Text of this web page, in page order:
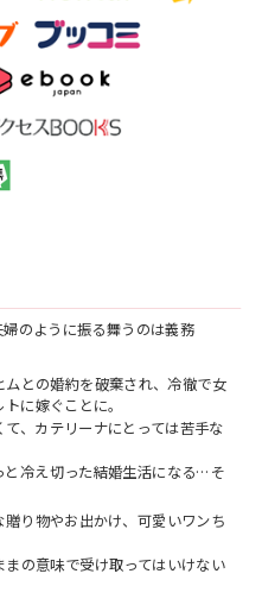
婦のように振る舞うのは義務
との婚約を破棄され、冷徹で女
に嫁ぐことに。
、カテリーナにとっては苦手な
と冷え切った結婚生活になる…そ
り物やお出かけ、可愛いワンち
の意味で受け取ってはいけない